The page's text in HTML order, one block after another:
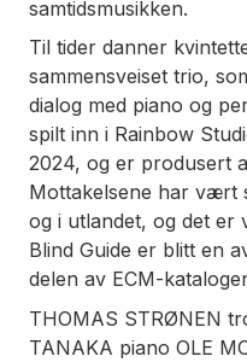
samtidsmusikken.
Til tider danner
sammensveiset trio,
dialog med piano og
spilt inn i Rainbow
2024, og er produsert
Mottakelsene har vært
og i utlandet, og det er
Blind Guide er blitt en
delen av ECM-
THOMAS STRØNEN
TANAKA piano OLE